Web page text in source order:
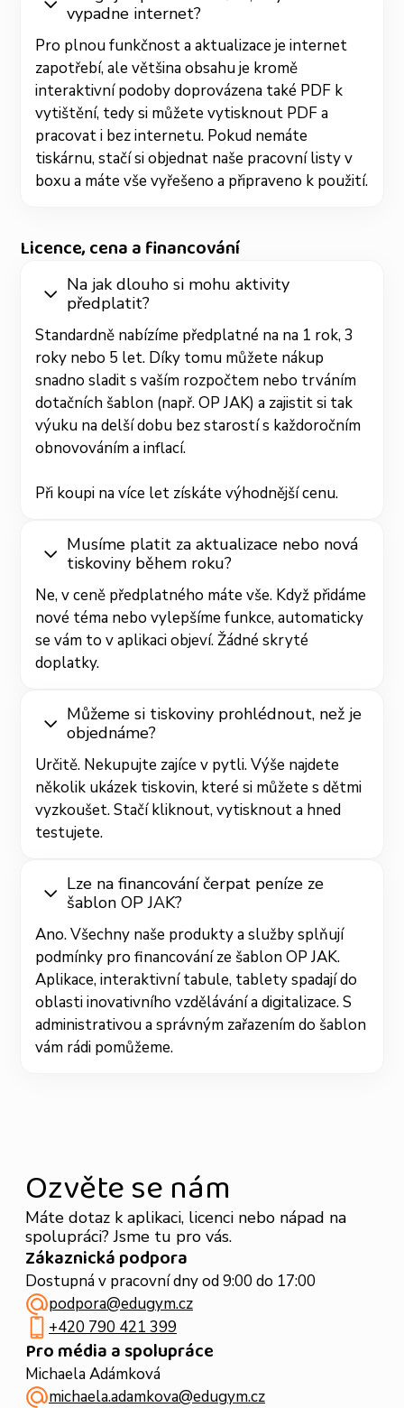
vypadne internet?
Pro plnou funkčnost a aktualizace je internet
zapotřebí, ale většina obsahu je kromě
interaktivní podoby doprovázena také PDF k
vytištění, tedy si můžete vytisknout PDF a
pracovat i bez internetu. Pokud nemáte
tiskárnu, stačí si objednat naše pracovní listy v
boxu a máte vše vyřešeno a připraveno k použití.
Licence, cena a financování
Na jak dlouho si mohu aktivity
předplatit?
Standardně nabízíme předplatné na na 1 rok, 3
roky nebo 5 let. Díky tomu můžete nákup
snadno sladit s vaším rozpočtem nebo trváním
dotačních šablon (např. OP JAK) a zajistit si tak
výuku na delší dobu bez starostí s každoročním
obnovováním a inflací.
Při koupi na více let získáte výhodnější cenu.
Musíme platit za aktualizace nebo nová
tiskoviny během roku?
Ne, v ceně předplatného máte vše. Když přidáme
nové téma nebo vylepšíme funkce, automaticky
se vám to v aplikaci objeví. Žádné skryté
doplatky.
Můžeme si tiskoviny prohlédnout, než je
objednáme?
Určitě. Nekupujte zajíce v pytli. Výše najdete
několik ukázek tiskovin, které si můžete s dětmi
vyzkoušet. Stačí kliknout, vytisknout a hned
testujete.
Lze na financování čerpat peníze ze
šablon OP JAK?
Ano. Všechny naše produkty a služby splňují
podmínky pro financování ze šablon OP JAK.
Aplikace, interaktivní tabule, tablety spadají do
oblasti inovativního vzdělávání a digitalizace. S
administrativou a správným zařazením do šablon
vám rádi pomůžeme.
Ozvěte se nám
Máte dotaz k aplikaci, licenci nebo nápad na
spolupráci? Jsme tu pro vás.
Zákaznická podpora
Dostupná v pracovní dny od 9:00 do 17:00
podpora@edugym.cz
+420 790 421 399
Pro média a spolupráce
Michaela Adámková
michaela.adamkova@edugym.cz